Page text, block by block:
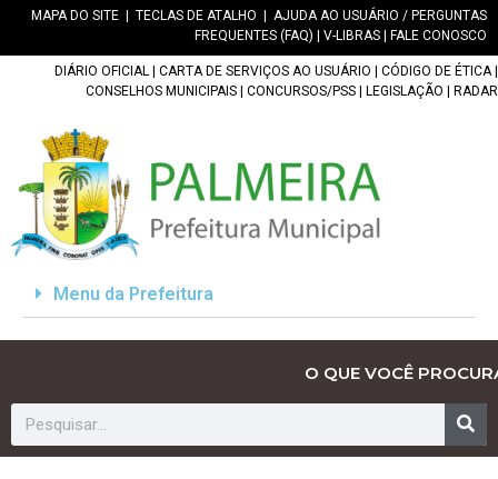
MAPA DO SITE TECLAS DE ATALHO
AJUDA AO USUÁRIO / PERGUNTAS
FREQUENTES (FAQ)
V-LIBRAS FALE CONOSCO
DIÁRIO OFICIAL CARTA DE SERVIÇOS AO USUÁRIO CÓDIGO DE ÉTICA|
CONSELHOS MUNICIPAIS
CONCURSOS/PSS LEGISLAÇÃO RADAR
Menu da Prefeitura
O QUE VOCÊ